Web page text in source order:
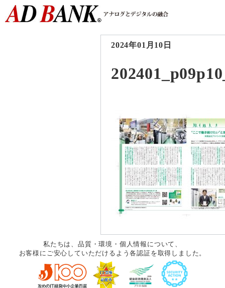
2024年01月10日
私たちは、品質・環境・個人情報について、
お客様にご安心していただけるよう各認証を取得しました。